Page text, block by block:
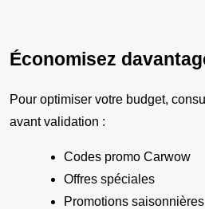
Économisez
Pour optimiser votre budget,
avant validation :
Codes promo Carwow
Offres spéciales
Promotions saisonnières